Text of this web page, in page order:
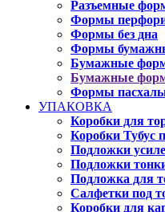
Разъемные
Формы
Формы без дна
Формы
Бумажные
Бумажные
Формы
УПАКОВКА
Коробки для
Коробки Тубус
Подложки
Подложки
Подложка для
Салфетки под
Коробки для